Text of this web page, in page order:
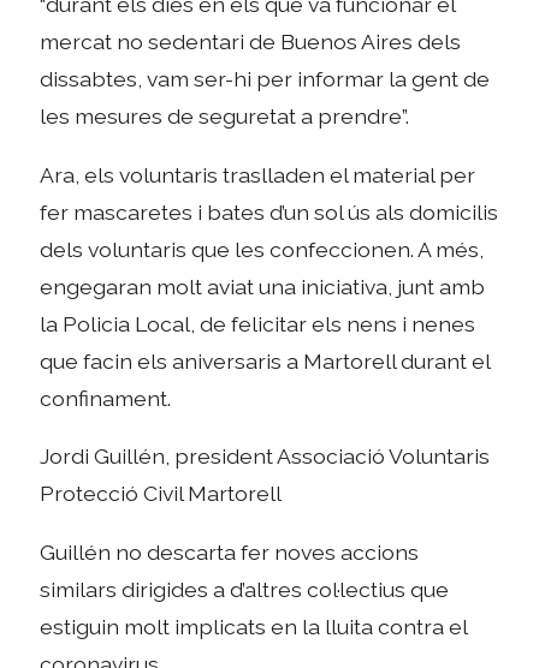
mercat no sedentari de Buenos Aires dels
dissabtes, vam ser-hi per informar la gent de
les mesures de seguretat a prendre”.
Ara, els voluntaris traslladen el material per
fer mascaretes i bates d’un sol ús als domicilis
dels voluntaris que les confeccionen. A més,
engegaran molt aviat una iniciativa, junt amb
la Policia Local, de felicitar els nens i nenes
que facin els aniversaris a Martorell durant el
confinament.
Jordi Guillén, president Associació Voluntaris
Protecció Civil Martorell
Guillén no descarta fer noves accions
similars dirigides a d’altres col·lectius que
estiguin molt implicats en la lluita contra el